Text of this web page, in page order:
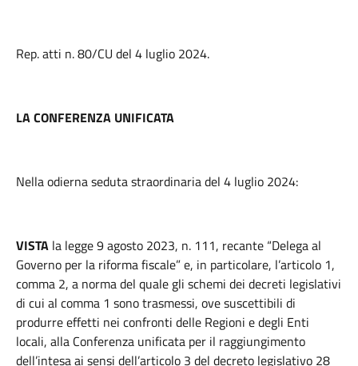
Rep. atti n. 80/CU del 4 luglio 2024.
LA CONFERENZA UNIFICATA
Nella odierna seduta straordinaria del 4 luglio 2024:
VISTA la legge 9 agosto 2023, n. 111, recante “Delega al
Governo per la riforma fiscale” e, in particolare, l’articolo 1,
comma 2, a norma del quale gli schemi dei decreti legislativi
di cui al comma 1 sono trasmessi, ove suscettibili di
produrre effetti nei confronti delle Regioni e degli Enti
locali, alla Conferenza unificata per il raggiungimento
dell’intesa ai sensi dell’articolo 3 del decreto legislativo 28